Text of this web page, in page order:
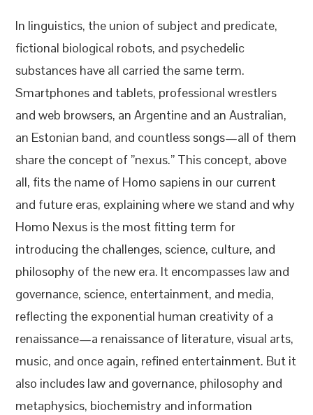
In linguistics, the union of subject and predicate,
fictional biological robots, and psychedelic
substances have all carried the same term.
Smartphones and tablets, professional wrestlers
and web browsers, an Argentine and an Australian,
an Estonian band, and countless songs—all of them
share the concept of ”nexus.” This concept, above
all, fits the name of Homo sapiens in our current
and future eras, explaining where we stand and why
Homo Nexus is the most fitting term for
introducing the challenges, science, culture, and
philosophy of the new era. It encompasses law and
governance, science, entertainment, and media,
reflecting the exponential human creativity of a
renaissance—a renaissance of literature, visual arts,
music, and once again, refined entertainment. But it
also includes law and governance, philosophy and
metaphysics, biochemistry and information